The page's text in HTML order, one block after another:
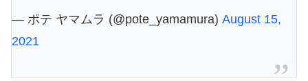
— ポテ ヤマムラ (@pote_yamamura) August 15,
2021